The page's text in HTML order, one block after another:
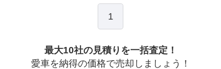
1
最大10社の見積りを一括査定！
愛車を納得の価格で売却しましょう！